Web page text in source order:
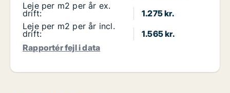
Leje per m2 per år ex.
drift:
1.275 kr.
Leje per m2 per år incl.
drift:
1.565 kr.
Rapportér fejl i data